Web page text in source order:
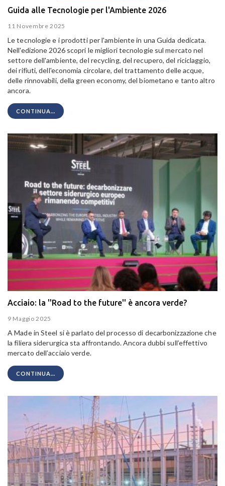
Guida alle Tecnologie per l'Ambiente 2026
11 Novembre 2025
Le tecnologie e i prodotti per l'ambiente in una Guida dedicata.
Nell'edizione 2026 scopri le migliori tecnologie sul mercato nel
settore dell'ambiente, del recycling, del recupero, del riciclaggio,
dei rifiuti, dell'economia circolare, del trattamento delle acque,
delle rinnovabili, della green economy, del biometano e tanto altro
ancora.
CONTINUA...
Acciaio: la ''Road to the future'' è ancora verde?
9 Maggio 2025
A Made in Steel si è parlato del processo di decarbonizzazione che
la filiera siderurgica sta affrontando. Ancora dubbi sull’effettivo
mercato dell’acciaio verde.
CONTINUA...